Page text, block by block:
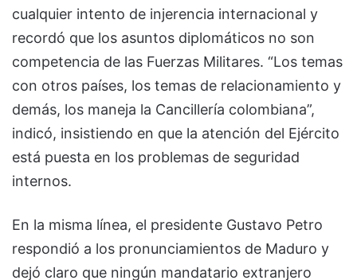
cualquier intento de injerencia internacional y
recordó que los asuntos diplomáticos no son
competencia de las Fuerzas Militares. “Los temas
con otros países, los temas de relacionamiento y
demás, los maneja la Cancillería colombiana”,
indicó, insistiendo en que la atención del Ejército
está puesta en los problemas de seguridad
internos.
En la misma línea, el presidente Gustavo Petro
respondió a los pronunciamientos de Maduro y
dejó claro que ningún mandatario extranjero